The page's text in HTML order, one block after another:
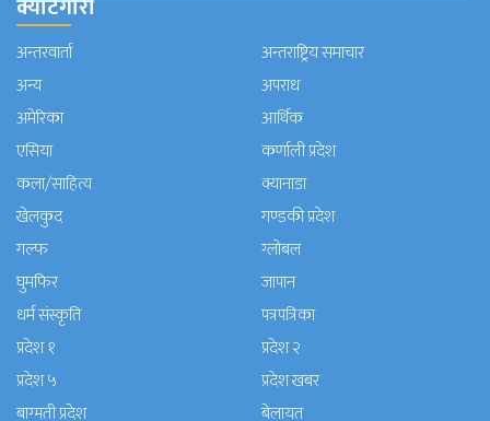
क्याटेगोरी
अन्तरवार्ता
अन्तराष्ट्रिय समाचार
अन्य
अपराध
अमेरिका
आर्थिक
एसिया
कर्णाली प्रदेश
कला/साहित्य
क्यानाडा
खेलकुद
गण्डकी प्रदेश
गल्फ
ग्लोबल
घुमफिर
जापान
धर्म संस्कृति
पत्रपत्रिका
प्रदेश १
प्रदेश २
प्रदेश ५
प्रदेश खबर
बाग्मती प्रदेश
बेलायत